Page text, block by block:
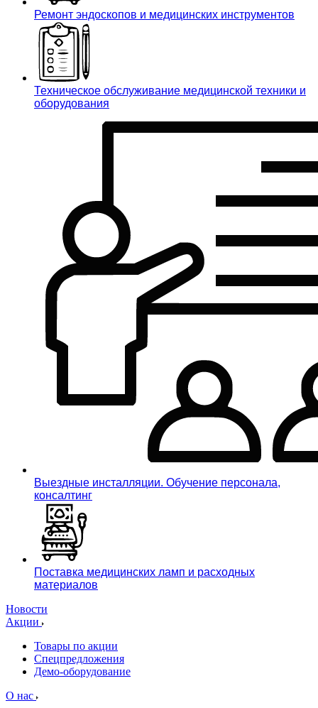
Ремонт эндоскопов и медицинских инструментов
Техническое обслуживание медицинской техники и
оборудования
Выездные инсталляции. Обучение персонала,
консалтинг
Поставка медицинских ламп и расходных
материалов
Новости
Акции
Товары по акции
Спецпредложения
Демо-оборудование
О нас